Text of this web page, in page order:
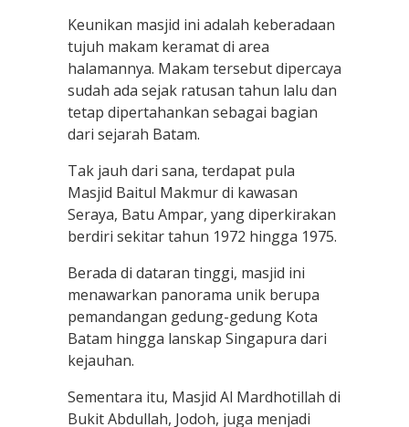
Keunikan masjid ini adalah keberadaan
tujuh makam keramat di area
halamannya. Makam tersebut dipercaya
sudah ada sejak ratusan tahun lalu dan
tetap dipertahankan sebagai bagian
dari sejarah Batam.
Tak jauh dari sana, terdapat pula
Masjid Baitul Makmur di kawasan
Seraya, Batu Ampar, yang diperkirakan
berdiri sekitar tahun 1972 hingga 1975.
Berada di dataran tinggi, masjid ini
menawarkan panorama unik berupa
pemandangan gedung-gedung Kota
Batam hingga lanskap Singapura dari
kejauhan.
Sementara itu, Masjid Al Mardhotillah di
Bukit Abdullah, Jodoh, juga menjadi